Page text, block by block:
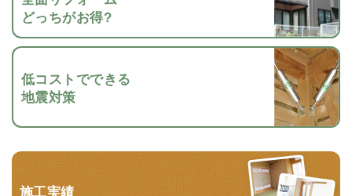
どっちがお得?
低コストでできる
地震対策
施工実績